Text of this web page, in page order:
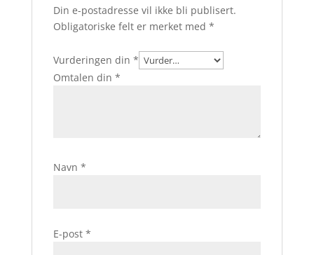
Din e-postadresse vil ikke bli publisert.
Obligatoriske felt er merket med *
Vurderingen din *
Omtalen din *
Navn *
E-post *